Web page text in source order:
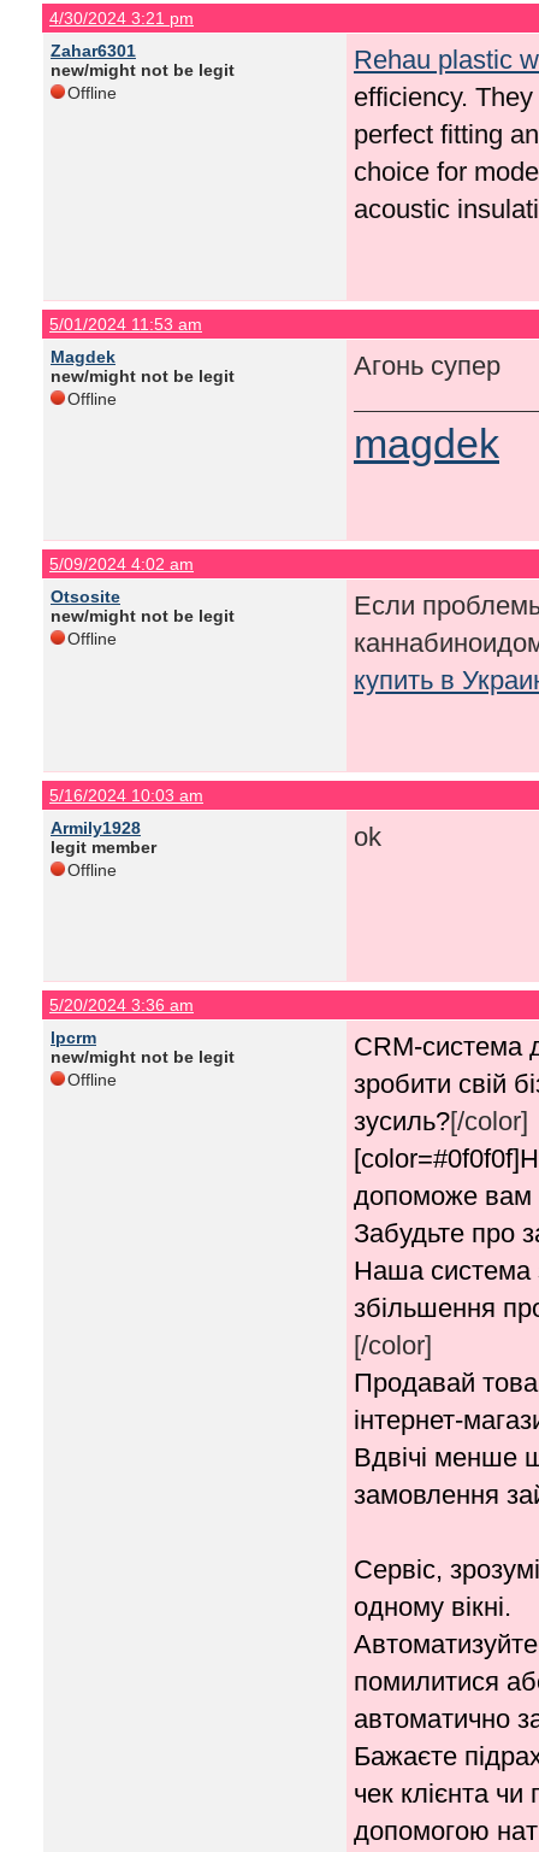
4/30/2024 3:21 pm
Zahar6301
new/might not be legit
Offline
Rehau plastic
efficiency.
perfect fitting
choice for
acoustic
5/01/2024 11:53 am
Magdek
new/might not be legit
Offline
Агонь супер
magdek
5/09/2024 4:02 am
Otsosite
new/might not be legit
Offline
Если
купить в
5/16/2024 10:03 am
Armily1928
legit member
Offline
ok
5/20/2024 3:36 am
lpcrm
new/might not be legit
Offline
CRM-система
зробити свій
зусиль?[/color]
допоможе вам
Забудьте про
Наша система
збільшення
[/color]
Продавай
інтернет-
Вдвічі менше
замовлення
Сервіс,
одному вікні.
Автоматизуйте
помилитися
автоматично
Бажаєте
чек клієнта
допомогою